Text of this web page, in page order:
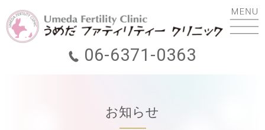
06-6371-0363
ホーム
お知らせ